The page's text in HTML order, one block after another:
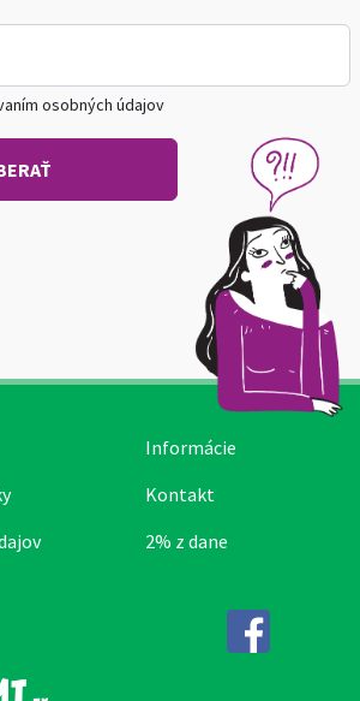
osobných údajov
Informácie
Kontakt
2% z dane